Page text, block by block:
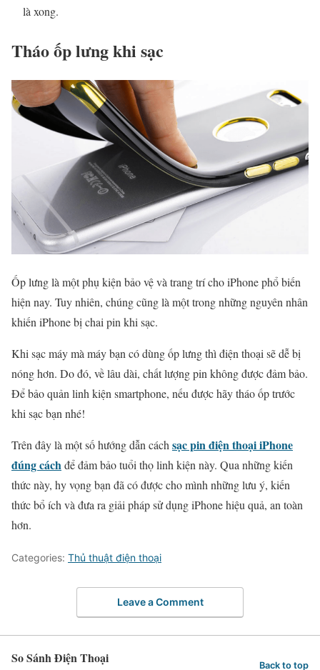
là xong.
Tháo ốp lưng khi sạc
Ốp lưng là một phụ kiện bảo vệ và trang trí cho iPhone phổ biến
hiện nay. Tuy nhiên, chúng cũng là một trong những nguyên nhân
khiến iPhone bị chai pin khi sạc.
Khi sạc máy mà máy bạn có dùng ốp lưng thì điện thoại sẽ dễ bị
nóng hơn. Do đó, về lâu dài, chất lượng pin không được đảm bảo.
Để bảo quản linh kiện smartphone, nếu được hãy tháo ốp trước
khi sạc bạn nhé!
Trên đây là một số hướng dẫn cách sạc pin điện thoại iPhone
đúng cách để đảm bảo tuổi thọ linh kiện này. Qua những kiến
thức này, hy vọng bạn đã có được cho mình những lưu ý, kiến
thức bổ ích và đưa ra giải pháp sử dụng iPhone hiệu quả, an toàn
hơn.
Categories: Thủ thuật điện thoại
Leave a Comment
So Sánh Điện Thoại Back to top